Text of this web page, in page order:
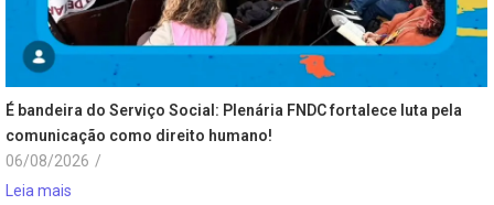
É bandeira do Serviço Social: Plenária FNDC fortalece luta pela
comunicação como direito humano!
06/08/2026 /
Leia mais